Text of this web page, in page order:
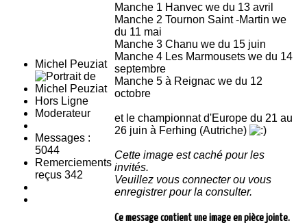
Michel Peuziat
Hors Ligne
Moderateur
Messages :
5044
Remerciements
reçus 342
Manche 1 Hanvec we du 13 avril
Manche 2 Tournon Saint -Martin we
du 11 mai
Manche 3 Chanu we du 15 juin
Manche 4 Les Marmousets we du 14
septembre
Manche 5 à Reignac we du 12
octobre
et le championnat d'Europe du 21 au
26 juin à Ferhing (Autriche)
Cette image est caché pour les
invités.
Veuillez vous connecter ou vous
enregistrer pour la consulter.
Ce message contient une image en pièce jointe.